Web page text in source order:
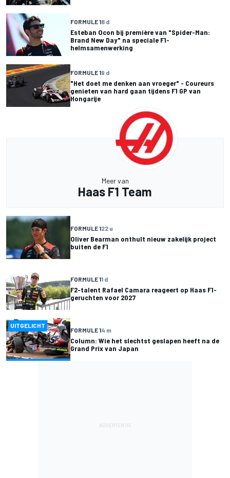
FORMULE 18 d
Esteban Ocon bij première van "Spider-Man:
Brand New Day" na speciale F1-
helmsamenwerking
FORMULE 19 d
"Het doet me denken aan vroeger" - Coureurs
genieten van hard gaan tijdens F1 GP van
Hongarije
Meer van
Haas F1 Team
FORMULE 122 u
Oliver Bearman onthult nieuw zakelijk project
buiten de F1
FORMULE 11 d
F2-talent Rafael Camara reageert op Haas F1-
geruchten voor 2027
UITGELICHT
FORMULE 14 m
Column: Wie het slechtst geslapen heeft na de
Grand Prix van Japan